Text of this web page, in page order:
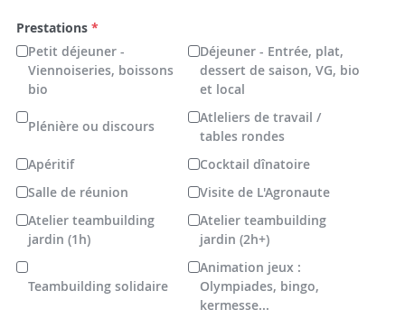
Prestations*
Petit déjeuner -
Viennoiseries, boissons
bio
Déjeuner - Entrée, plat,
dessert de saison, VG, bio
et local
Plénière ou discours
Atleliers de travail /
tables rondes
Apéritif
Cocktail dînatoire
Salle de réunion
Visite de L'Agronaute
Atelier teambuilding
jardin (1h)
Atelier teambuilding
jardin (2h+)
Teambuilding solidaire
Animation jeux :
Olympiades, bingo,
kermesse...